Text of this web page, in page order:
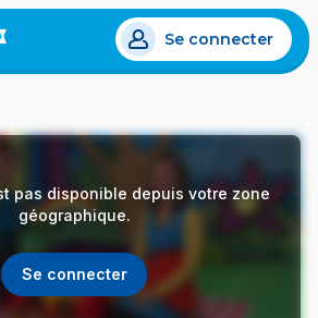
Se connecter
pas disponible depuis votre zone
géographique.
Se connecter